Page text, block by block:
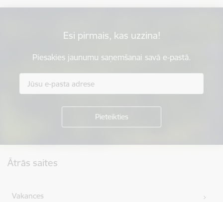
Esi pirmais, kas uzzina!
Piesakies jaunumu saņemšanai savā e-pastā.
Ātrās saites
Vakances